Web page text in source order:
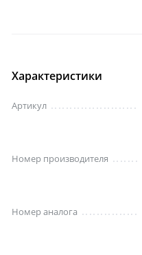
Характеристики
Артикул
Номер производителя
Номер аналога